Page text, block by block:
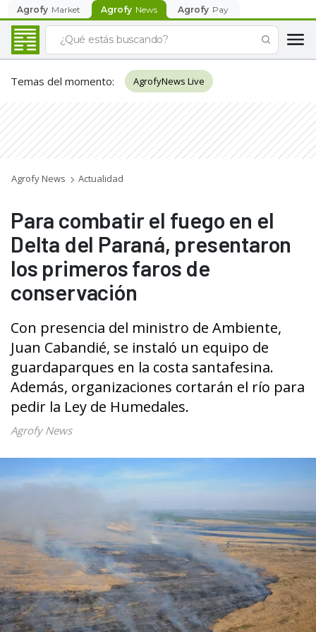
Agrofy Market Agrofy News Agrofy Pay
Temas del momento: AgrofyNews Live
Agrofy News Actualidad
Para combatir el fuego en el
Delta del Paraná, presentaron
los primeros faros de
conservación
Con presencia del ministro de Ambiente,
Juan Cabandié, se instaló un equipo de
guardaparques en la costa santafesina.
Además, organizaciones cortarán el río para
pedir la Ley de Humedales.
Agrofy News